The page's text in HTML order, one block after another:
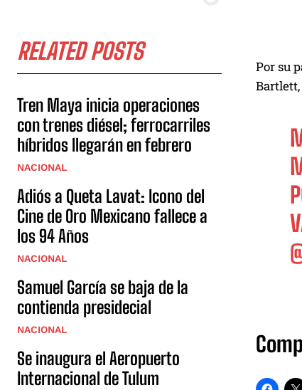
RELATED POSTS
Tren Maya inicia operaciones
con trenes diésel; ferrocarriles
híbridos llegarán en febrero
NACIONAL
Adiós a Queta Lavat: Icono del
Cine de Oro Mexicano fallece a
los 94 Años
NACIONAL
Samuel García se baja de la
contienda presidecial
NACIONAL
Se inaugura el Aeropuerto
Internacional de Tulum
Por su